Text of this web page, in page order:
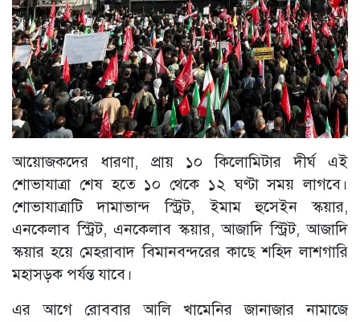
আয়োজকদের ধারণা, প্রায় ১০ কিলোমিটার দীর্ঘ এই
শোভাযাত্রা শেষ হতে ১০ থেকে ১২ ঘণ্টা সময় লাগবে।
শোভাযাত্রাটি দামাভান্দ স্ট্রিট, ইমাম হুসেইন স্কয়ার,
এনকেলাব স্ট্রিট, এনকেলাব স্কয়ার, আজাদি স্ট্রিট, আজাদি
স্কয়ার হয়ে মেহরাবাদ বিমানবন্দরের কাছে শহিদ লাশগারি
মহাসড়ক পর্যন্ত যাবে।
এর আগে রোববার আলি খামেনির জানাজার নামাজে